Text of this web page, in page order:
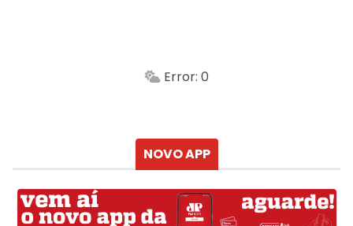
Min.
Error: 0
NOVO APP